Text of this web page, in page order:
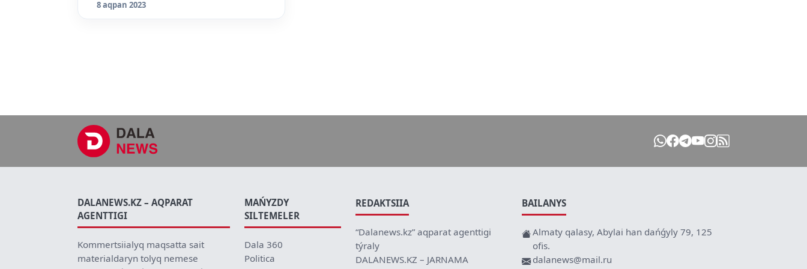
8 aqpan 2023
DALANEWS.KZ – AQPARAT
AGENTTIGI
Kommertsiialyq maqsatta sait
materialdaryn tolyq nemese
MAŃYZDY
SILTEMELER
Dala 360
Politica
REDAKTSIIA
“Dalanews.kz” aqparat agenttigi
týraly
DALANEWS.KZ – JARNAMA
BAILANYS
Almaty qalasy, Abylai han dańǵyly 79, 125
ofis.
dalanews@mail.ru